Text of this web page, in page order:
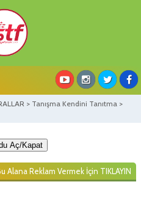
> Tanışma Kendini Tanıtma >
Aç/Kapat
Alana Reklam Vermek İçin TIKLAYIN